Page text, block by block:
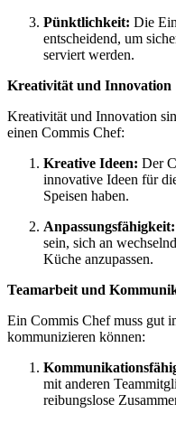
Pünktlichkeit: Die
entscheidend, um
serviert werden.
Kreativität und Innovation
Kreativität und Innovation
einen Commis Chef:
Kreative Ideen: Der
innovative Ideen für
Speisen haben.
Anpassungsfähigkeit:
sein, sich an
Küche anzupassen.
Teamarbeit und
Ein Commis Chef muss gut
kommunizieren können:
mit anderen
reibungslose